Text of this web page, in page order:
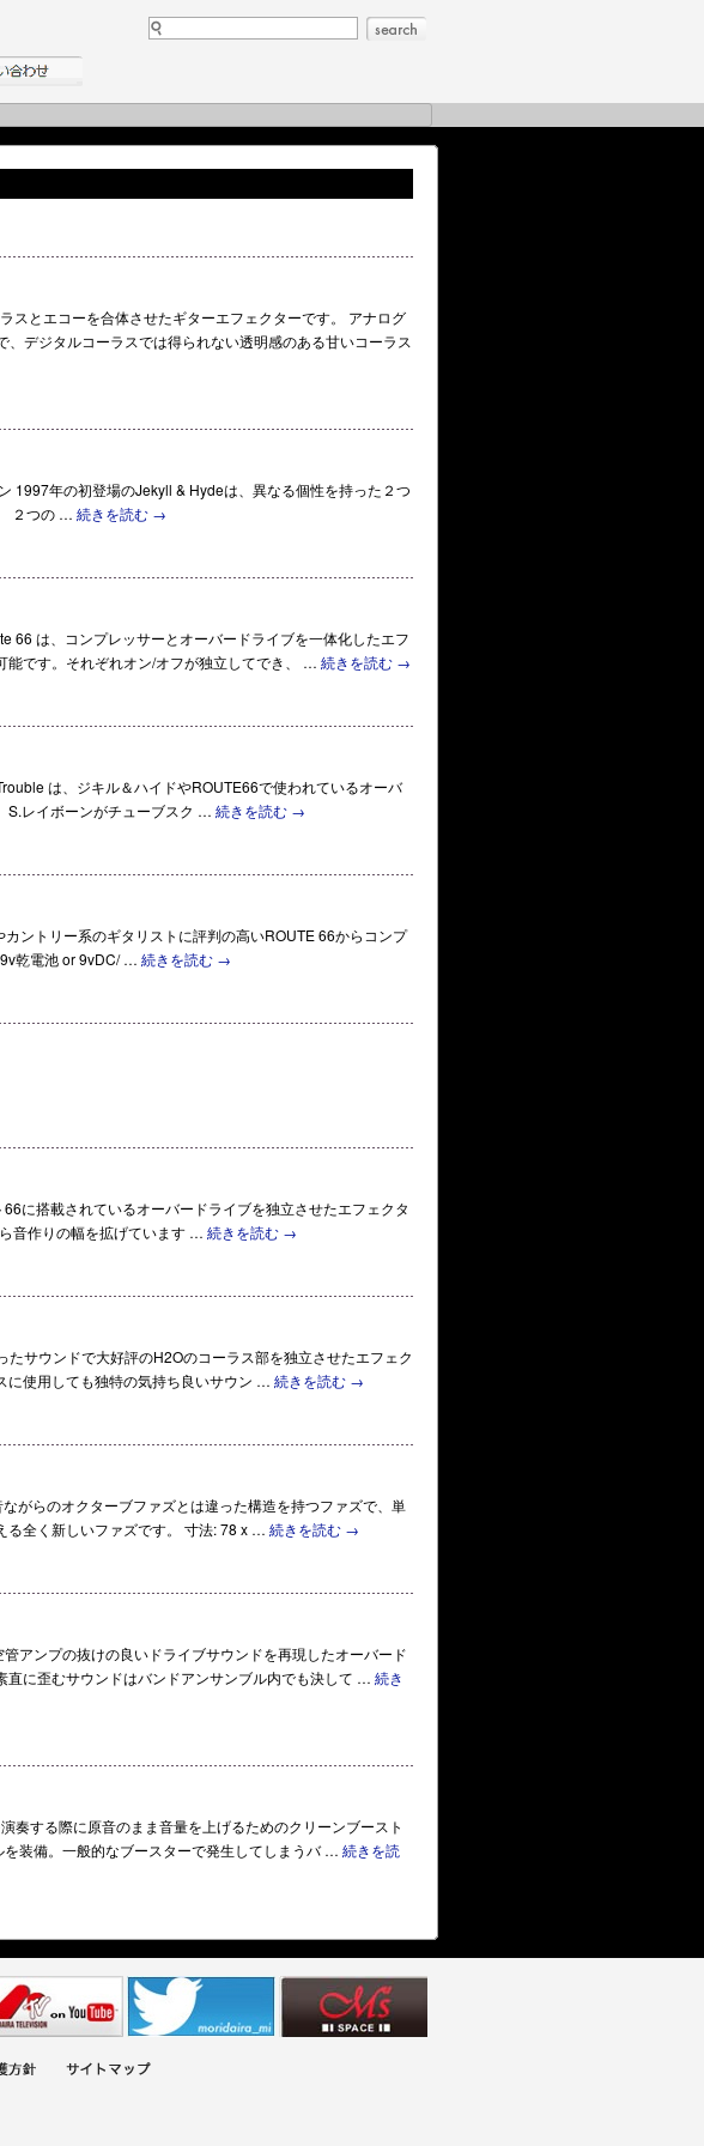
スとエコーを合体させたギターエフェクターです。 アナログ
デジタルコーラスでは得られない透明感のある甘いコーラス
年の初登場のJekyll & Hydeは、異なる個性を持った２つ
２つの … 続きを読む →
は、コンプレッサーとオーバードライブを一体化したエフ
能です。それぞれオン/オフが独立してでき、 … 続きを読む →
は、ジキル＆ハイドやROUTE66で使われているオーバ
S.レイボーンがチューブスク … 続きを読む →
ントリー系のギタリストに評判の高いROUTE 66からコンプ
乾電池 or 9vDC/ … 続きを読む →
に搭載されているオーバードライブを独立させたエフェクタ
音作りの幅を拡げています … 続きを読む →
サウンドで大好評のH2Oのコーラス部を独立させたエフェク
に使用しても独特の気持ち良いサウン … 続きを読む →
がらのオクターブファズとは違った構造を持つファズで、単
る全く新しいファズです。 寸法: 78 x … 続きを読む →
ンプの抜けの良いドライブサウンドを再現したオーバード
に歪むサウンドはバンドアンサンブル内でも決して … 続き
する際に原音のまま音量を上げるためのクリーンブースト
装備。一般的なブースターで発生してしまうバ … 続きを読